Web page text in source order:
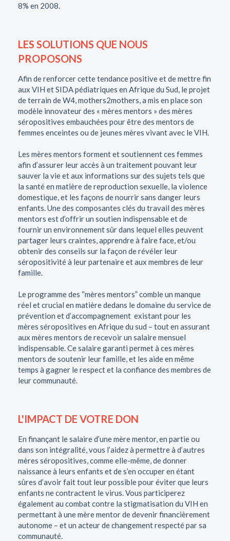
8% en 2008.
LES SOLUTIONS QUE NOUS
PROPOSONS
Afin de renforcer cette tendance positive et de mettre fin
aux VIH et SIDA pédiatriques en Afrique du Sud, le projet
de terrain de W4, mothers2mothers, a mis en place son
modèle innovateur des « mères mentors » des mères
séropositives embauchées pour être des mentors de
femmes enceintes ou de jeunes mères vivant avec le VIH.
Les mères mentors forment et soutiennent ces femmes
afin d’assurer leur accès à un traitement pouvant leur
sauver la vie et aux informations sur des sujets tels que
la santé en matière de reproduction sexuelle, la violence
domestique, et les façons de nourrir sans danger leurs
enfants. Une des composantes clés du travail des mères
mentors est d’offrir un soutien indispensable et de
fournir un environnement sûr dans lequel elles peuvent
partager leurs craintes, apprendre à faire face, et/ou
obtenir des conseils sur la façon de révéler leur
séropositivité à leur partenaire et aux membres de leur
famille.
Le programme des “mères mentors” comble un manque
réel et crucial en matière dedans le domaine du service de
prévention et d’accompagnement existant pour les
mères séropositives en Afrique du sud – tout en assurant
aux mères mentors de recevoir un salaire mensuel
indispensable. Ce salaire garanti permet à ces mères
mentors de soutenir leur famille, et les aide en même
temps à gagner le respect et la confiance des membres de
leur communauté.
L'IMPACT DE VOTRE DON
En finançant le salaire d’une mère mentor, en partie ou
dans son intégralité, vous l’aidez à permettre à d’autres
mères séropositives, comme elle-même, de donner
naissance à leurs enfants et de s’en occuper en étant
sûres d’avoir fait tout leur possible pour éviter que leurs
enfants ne contractent le virus. Vous participerez
également au combat contre la stigmatisation du VIH en
permettant à une mère mentor de devenir financièrement
autonome – et un acteur de changement respecté par sa
communauté.